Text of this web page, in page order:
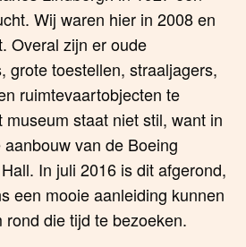
Wij waren hier in 2008 en
Overal zijn er oude
grote toestellen, straaljagers,
ruimtevaartobjecten te
staat niet stil, want in
van de Boeing
In juli 2016 is dit afgerond,
een mooie aanleiding kunnen
die tijd te bezoeken.